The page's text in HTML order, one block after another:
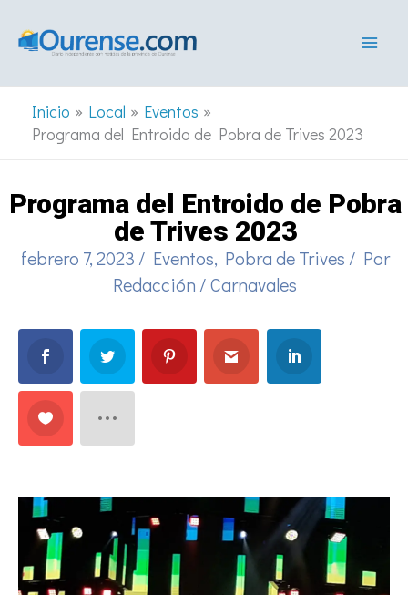
Inicio Local
Eventos
Programa del Entroido de Pobra de Trives 2023
Programa del Entroido de Pobra
de Trives 2023
febrero 7, 2023 / Eventos, Pobra de Trives / Por
Redacción /Carnavales